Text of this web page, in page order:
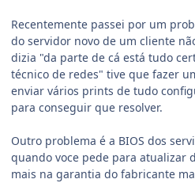
Recentemente passei por um
do servidor novo de um cliente
dizia "da parte de cá está tudo
técnico de redes" tive que fazer
enviar vários prints de tudo
para conseguir que resolver.
Outro problema é a BIOS dos
quando voce pede para atualizar
mais na garantia do fabricante